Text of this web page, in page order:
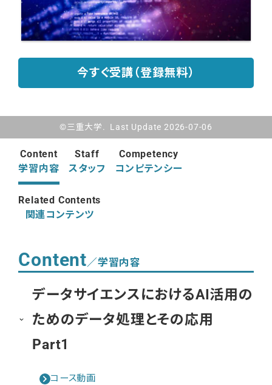
今すぐ受講（登録無料）
©三重大学. Last Update 2026-07-06
Content
学習内容
Staff
スタッフ
Competency
コンピテンシー
Related Contents
関連コンテンツ
Content／学習内容
データサイエンスにおけるAI活用の
ためのデータ処理とその応用
Part1
コース動画